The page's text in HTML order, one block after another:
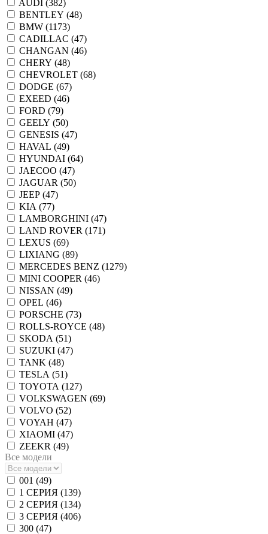
AUDI (382)
BENTLEY (48)
BMW (1173)
CADILLAC (47)
CHANGAN (46)
CHERY (48)
CHEVROLET (68)
DODGE (67)
EXEED (46)
FORD (79)
GEELY (50)
GENESIS (47)
HAVAL (49)
HYUNDAI (64)
JAECOO (47)
JAGUAR (50)
JEEP (47)
KIA (77)
LAMBORGHINI (47)
LAND ROVER (171)
LEXUS (69)
LIXIANG (89)
MERCEDES BENZ (1279)
MINI COOPER (46)
NISSAN (49)
OPEL (46)
PORSCHE (73)
ROLLS-ROYCE (48)
SKODA (51)
SUZUKI (47)
TANK (48)
TESLA (51)
TOYOTA (127)
VOLKSWAGEN (69)
VOLVO (52)
VOYAH (47)
XIAOMI (47)
ZEEKR (49)
Все модели
001 (49)
1 СЕРИЯ (139)
2 СЕРИЯ (134)
3 СЕРИЯ (406)
300 (47)